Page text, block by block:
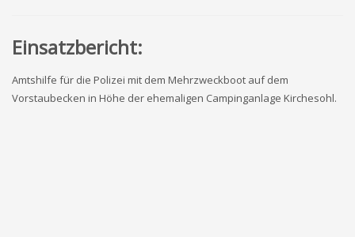
Einsatzbericht:
Amtshilfe für die Polizei mit dem Mehrzweckboot auf dem
Vorstaubecken in Höhe der ehemaligen Campinganlage Kirchesohl.